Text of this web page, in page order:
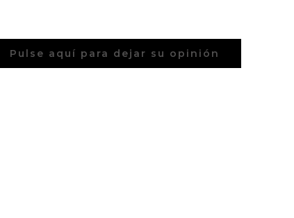
Pulse aquí para dejar su opinión